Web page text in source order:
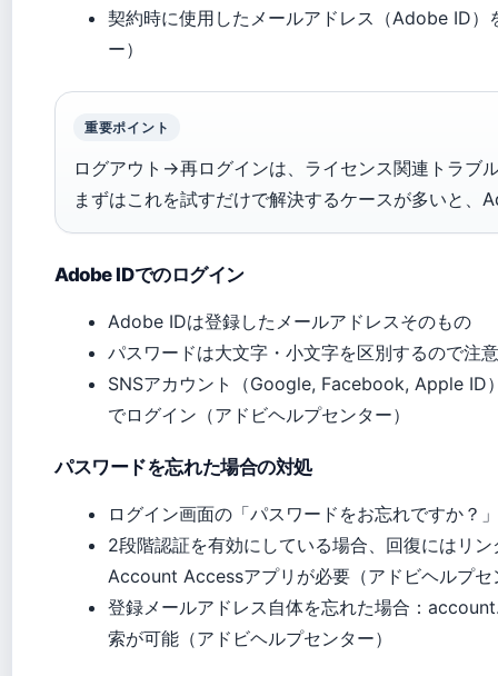
契約時に使用したメールアドレス（Adobe ID
ー）
重要ポイント
ログアウト→再ログインは、ライセンス関連トラブ
まずはこれを試すだけで解決するケースが多いと、
Adobe IDでのログイン
Adobe IDは登録したメールアドレスそのもの
パスワードは大文字・小文字を区別するので注
SNSアカウント（Google, Facebook, Apple ID
でログイン（アドビヘルプセンター）
パスワードを忘れた場合の対処
ログイン画面の「パスワードをお忘れですか？
2段階認証を有効にしている場合、回復にはリ
Account Accessアプリが必要（アドビヘルプセ
登録メールアドレス自体を忘れた場合：
索が可能（アドビヘルプセンター）